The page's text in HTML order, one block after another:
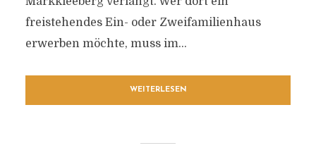
freistehendes Ein- oder Zweifamilienhaus
erwerben möchte, muss im...
WEITERLESEN